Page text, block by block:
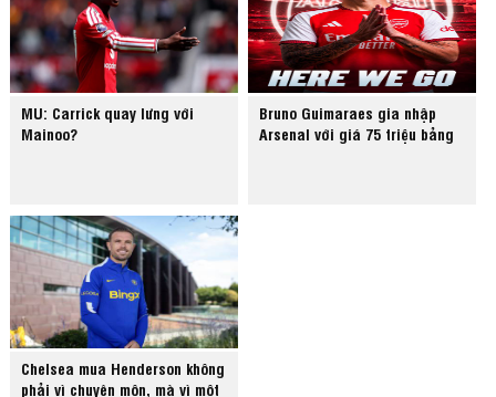
MU: Carrick quay lưng với
Mainoo?
Bruno Guimaraes gia nhập
Arsenal với giá 75 triệu bảng
Chelsea mua Henderson không
phải vì chuyên môn, mà vì một